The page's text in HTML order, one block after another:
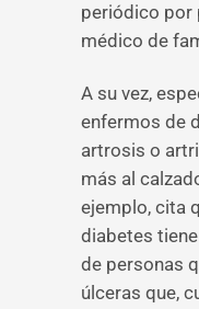
periódico por
médico de
A su vez,
enfermos de
artrosis o
más al
ejemplo, cita
diabetes
de personas
úlceras que,